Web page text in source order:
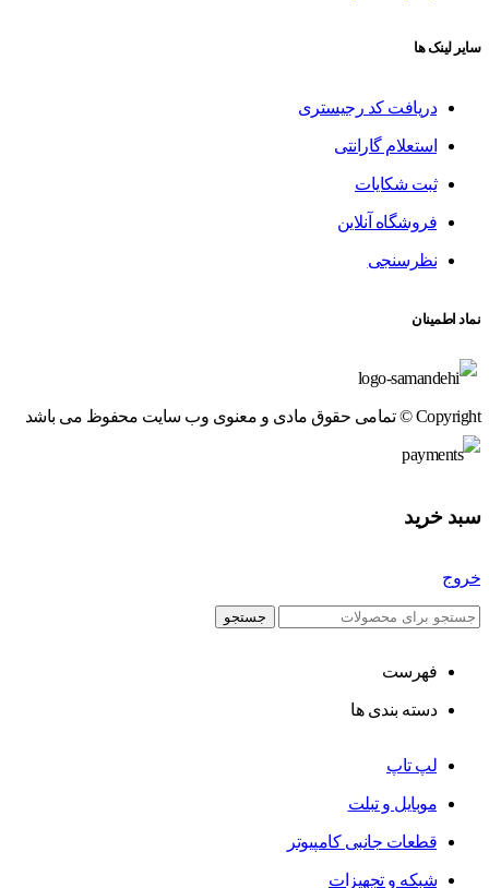
سایر لینک ها
دریافت کد رجیستری
استعلام گارانتی
ثبت شکایات
فروشگاه آنلاین
نظرسنجی
نماد اطمینان
Copyright © تمامی حقوق مادی و معنوی وب سایت محفوظ می باشد
سبد خرید
خروج
جستجو
فهرست
دسته بندی ها
لپ تاپ
موبایل و تبلت
قطعات جانبی کامپیوتر
شبکه و تجهیزات